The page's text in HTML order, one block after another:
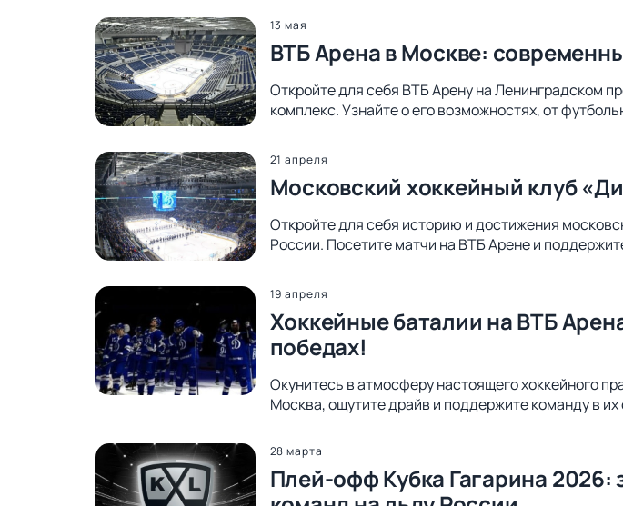
13 мая
ВТБ Арена в Москве:
Откройте для себя ВТБ Арену на Ленинградском
комплекс. Узнайте о его возможностях, от
21 апреля
Московский хоккейный клуб
Откройте для себя историю и достижения
России. Посетите матчи на ВТБ Арене и
19 апреля
Хоккейные баталии на ВТБ
победах!
Окунитесь в атмосферу настоящего хоккейного
Москва, ощутите драйв и поддержите команду в
28 марта
Плей-офф Кубка Гагарина